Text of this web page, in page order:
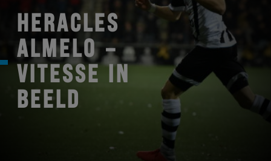
HERACLES
ALMELO –
VITESSE IN
BEELD